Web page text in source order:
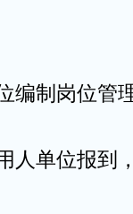
编制岗位管
人单位报到